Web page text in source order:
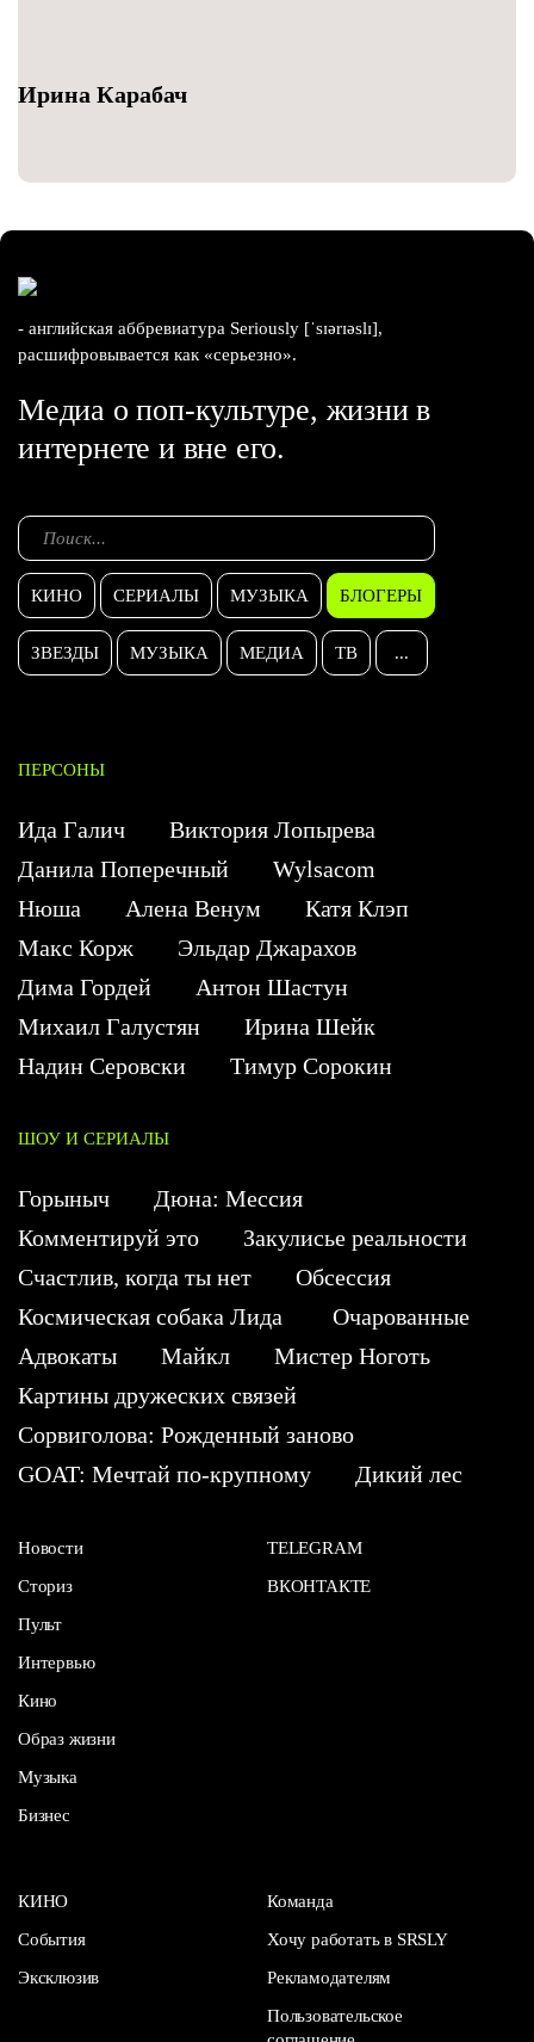
Ирина Карабач
- английская аббревиатура Seriously [ˈsɪərɪəslɪ],
расшифровывается как «серьезно».
Медиа о поп-культуре, жизни в
интернете и вне его.
КИНО СЕРИАЛЫ МУЗЫКА БЛОГЕРЫ
ЗВЕЗДЫ МУЗЫКА МЕДИА ТВ ...
ПЕРСОНЫ
Ида Галич
Виктория Лопырева
Данила Поперечный
Wylsacom
Нюша
Алена Венум
Катя Клэп
Макс Корж
Эльдар Джарахов
Дима Гордей
Антон Шастун
Михаил Галустян
Ирина Шейк
Надин Серовски
Тимур Сорокин
ШОУ И СЕРИАЛЫ
Горыныч
Дюна: Мессия
Комментируй это
Закулисье реальности
Счастлив, когда ты нет
Обсессия
Космическая собака Лида
Очарованные
Адвокаты
Майкл
Мистер Ноготь
Картины дружеских связей
Сорвиголова: Рожденный заново
GOAT: Мечтай по-крупному
Дикий лес
Новости
Сториз
Пульт
Интервью
Кино
Образ жизни
Музыка
Бизнес
TELEGRAM
ВКОНТАКТЕ
КИНО
События
Эксклюзив
Команда
Хочу работать в SRSLY
Рекламодателям
Пользовательское